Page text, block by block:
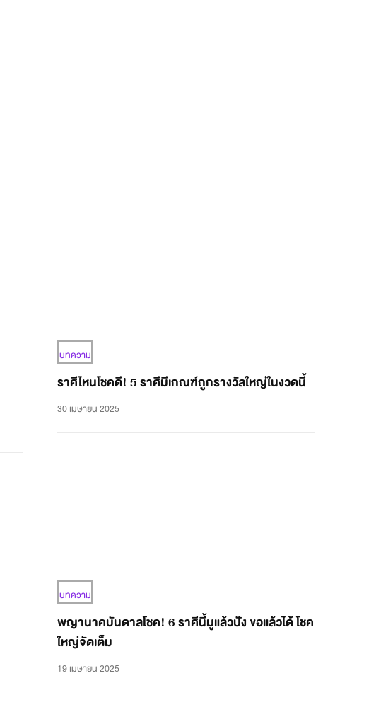
บทความ
ราศีไหนโชคดี! 5 ราศีมีเกณฑ์ถูกรางวัลใหญ่ในงวดนี้
30 เมษายน 2025
บทความ
พญานาคบันดาลโชค! 6 ราศีนี้มูแล้วปัง ขอแล้วได้ โชค
ใหญ่จัดเต็ม
19 เมษายน 2025